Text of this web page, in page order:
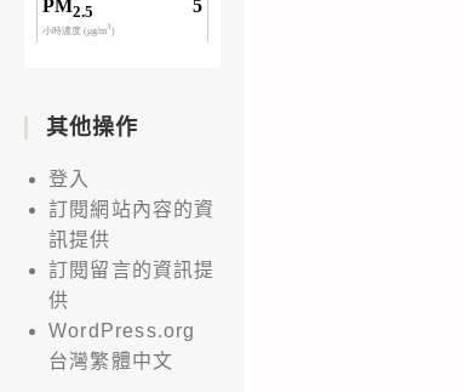
其他操作
登入
訂閱網站內容的資
訊提供
訂閱留言的資訊提
供
WordPress.org
台灣繁體中文